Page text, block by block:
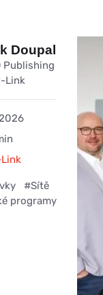
Doupal
Publishing
Link
#Sítě
programy